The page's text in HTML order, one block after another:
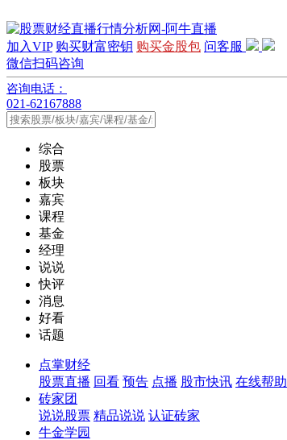
加入VIP 购买财富密钥 购买金股包 问客服
微信扫码咨询
咨询电话：
021-62167888
综合
股票
板块
嘉宾
课程
基金
经理
说说
快评
消息
好看
话题
点掌财经
股票直播 回看 预告 点播 股市快讯 在线帮助
砖家团
说说股票 精品说说 认证砖家
牛金学园